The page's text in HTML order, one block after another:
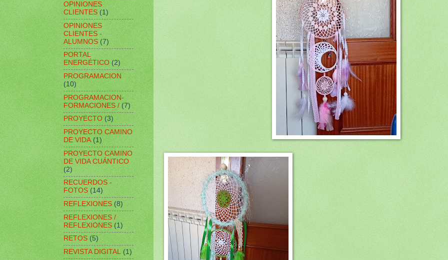
OPINIONES
CLIENTES (1)
OPINIONES
CLIENTES -
ALUMNOS (7)
PORTAL
ENERGÉTICO (2)
PROGRAMACION
(10)
PROGRAMACION-
FORMACIONES / (7)
PROYECTO (3)
PROYECTO CAMINO
DE VIDA (1)
PROYECTO CAMINO
DE VIDA CUÁNTICO
(2)
RECUERDOS -
FOTOS (14)
REFLEXIONES (8)
REFLEXIONES /
REFLEXIONES (1)
RETOS (5)
REVISTA DIGITAL (1)